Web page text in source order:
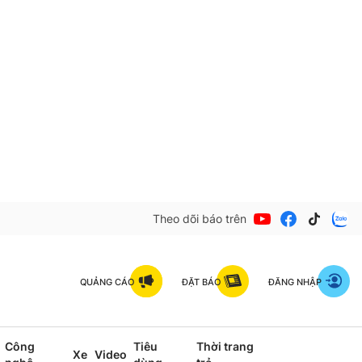
Theo dõi báo trên
QUẢNG CÁO ĐẶT BÁO ĐĂNG NHẬP
Công
Xe Video
Tiêu
Thời trang